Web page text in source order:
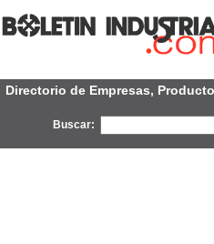
Directorio de Empresas,
Buscar: